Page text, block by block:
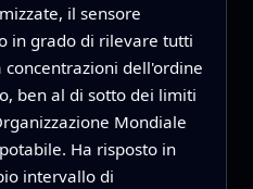
il sensore
in grado di rilevare tutti
dell'ordine
ben al di sotto dei limiti
Mondiale
Ha risposto in
intervallo di